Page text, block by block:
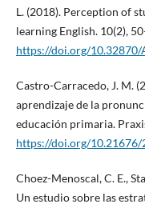
L. (2018). Perception of
learning English. 10(2),
https://doi.org/10.32870/
Castro-Carracedo, J. M.
aprendizaje de la
educación primaria.
https://doi.org/10.21676/
Choez-Menoscal, C. E.,
Un estudio sobre las